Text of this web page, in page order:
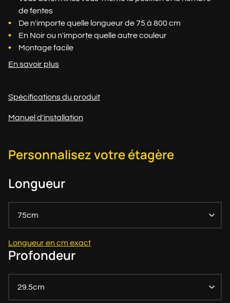
de fentes
De n'importe quelle longueur de 75 à 800 cm
En Noir ou n'importe quelle autre couleur
Montage facile
En savoir plus
Spécifications du produit
Manuel d'installation
Personnalisez votre étagère
Longueur
75cm
Longueur en cm exact
Profondeur
29.5cm